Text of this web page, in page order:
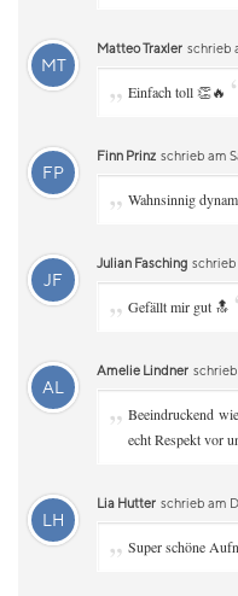
MT
Matteo Traxler schrieb
„ Einfach toll 👏🔥
FP
Finn Prinz schrieb am
„ Wahnsinnig
JF
Julian Fasching schrieb
„ Gefällt mir gut 🔝
AL
Amelie Lindner schrieb
„ Beeindruckend
echt Respekt vor
LH
Lia Hutter schrieb am
„ Super schöne